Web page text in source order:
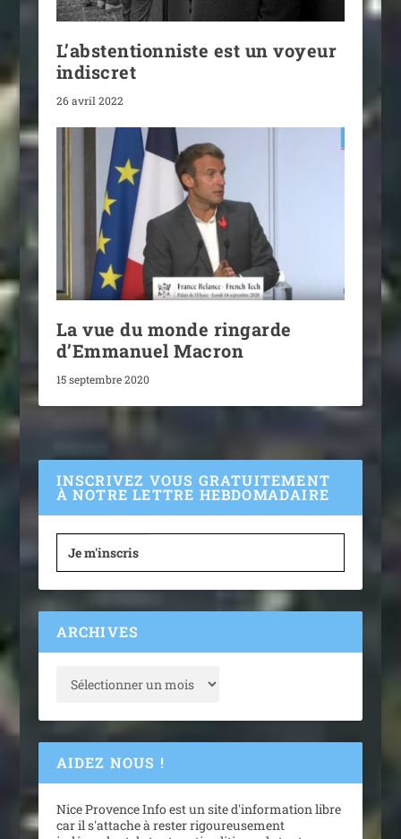
L’abstentionniste est un voyeur
indiscret
26 avril 2022
La vue du monde ringarde
d’Emmanuel Macron
15 septembre 2020
INSCRIVEZ VOUS GRATUITEMENT
À NOTRE LETTRE HEBDOMADAIRE
Je m'inscris
ARCHIVES
AIDEZ NOUS !
Nice Provence Info est un site d'information libre
car il s'attache à rester rigoureusement